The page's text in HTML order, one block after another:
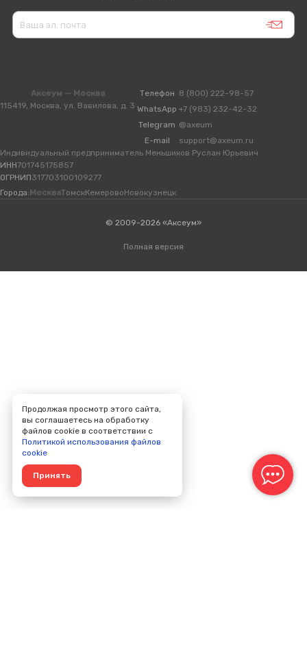
Аксеум — Москва
115419, Москва, ул. Вавилова, д. 3
Телефон 8 (800) 222-98-57
WhatsApp +7 (983) 232-42-32
Telegram @axeum
E-mail
support@axeum.ru
Индивидуальный предприниматель Меньшиков Руслан Юрьевич
ИНН701745175857
ОГРНИП317703100109277
Города: МоскваТомскКемеровоНовокузнецк
© 2009-2026 «Аксеум»
Полная версия
Продолжая просмотр этого сайта,
вы соглашаетесь на обработку
файлов cookie в соответствии с
Политикой использования файлов
cookie
Принять